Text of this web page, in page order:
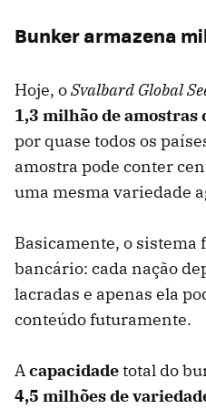
Bunker armazena
Hoje, oSvalbard Global
1,3 milhão de amostras
por quase todos os
amostra pode conter
uma mesma variedade
Basicamente, o sistema
bancário: cada nação
lacradas e apenas ela
conteúdo futuramente.
Acapacidadetotal do
4,5 milhões de